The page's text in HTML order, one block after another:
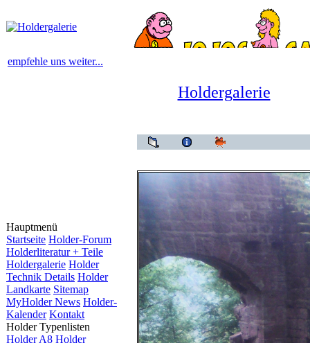
empfehle uns weiter...
Hauptmenü
Startseite Holder-Forum
Holderliteratur + Teile
Holdergalerie Holder
Technik Details Holder
Landkarte Sitemap
MyHolder News Holder-
Kalender Kontakt
Holder Typenlisten
Holder A8 Holder
Holdergalerie